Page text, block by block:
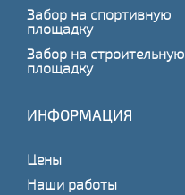
Забор на спортивную
площадку
Забор на строительную
площадку
ИНФОРМАЦИЯ
Цены
Наши работы